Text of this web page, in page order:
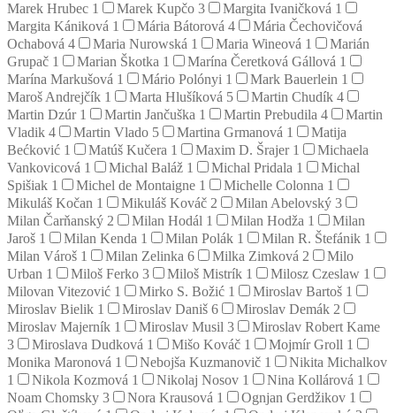
Marek Hrubec 1 Marek Kupčo 3 Margita Ivaničková 1
Margita Kániková 1 Mária Bátorová 4
Mária Čechovičová
Ochabová 4 Maria Nurowská 1 Maria Wineová 1
Marián
Grupač 1 Marian Škotka 1 Marína Čeretková Gállová 1
Marína Markušová 1 Mário Polónyi 1 Mark Bauerlein 1
Maroš Andrejčík 1 Marta Hlušíková 5 Martin Chudík 4
Martin Dzúr 1 Martin Jančuška 1 Martin Prebudila 4
Martin
Vladik 4 Martin Vlado 5 Martina Grmanová 1
Matija
Bećković 1 Matúš Kučera 1 Maxim D. Šrajer 1
Michaela
Vankovicová 1 Michal Baláž 1 Michal Pridala 1
Michal
Spišiak 1 Michel de Montaigne 1 Michelle Colonna 1
Mikuláš Kočan 1 Mikuláš Kováč 2 Milan Abelovský 3
Milan Čarňanský 2 Milan Hodál 1 Milan Hodža 1
Milan
Jaroš 1 Milan Kenda 1 Milan Polák 1 Milan R. Štefánik 1
Milan Vároš 1 Milan Zelinka 6 Milka Zimková 2
Milo
Urban 1 Miloš Ferko 3 Miloš Mistrík 1 Milosz Czeslaw 1
Milovan Vitezović 1 Mirko S. Božić 1 Miroslav Bartoš 1
Miroslav Bielik 1 Miroslav Daniš 6 Miroslav Demák 2
Miroslav Majerník 1 Miroslav Musil 3
Miroslav Robert Kame
3
Miroslava Dudková 1 Mišo Kováč 1 Mojmír Groll 1
Monika Maronová 1 Nebojša Kuzmanovič 1
Nikita Michalkov
1
Nikola Kozmová 1 Nikolaj Nosov 1 Nina Kollárová 1
Noam Chomsky 3 Nora Krausová 1 Ognjan Gerdžikov 1